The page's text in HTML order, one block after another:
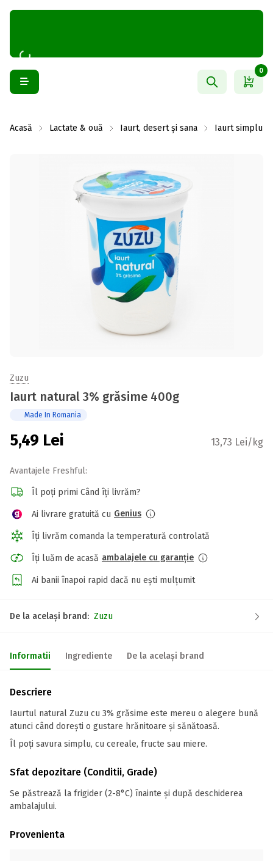
0
Acasă Lactate & ouă Iaurt, desert și sana Iaurt simplu
Zuzu
Iaurt natural 3% grăsime 400g
Made In Romania
5,49 Lei 13,73 Lei/kg
Avantajele Freshful:
Îl poți primi Când îți livrăm?
Ai livrare gratuită cu Genius
Îți livrăm comanda la temperatură controlată
Îți luăm de acasă ambalajele cu garanție
Ai banii înapoi rapid dacă nu ești mulțumit
De la același brand: Zuzu
Informatii Ingrediente De la același brand
Descriere
Iaurtul natural Zuzu cu 3% grăsime este mereu o alegere bună
atunci când dorești o gustare hrănitoare și sănătoasă.
Îl poți savura simplu, cu cereale, fructe sau miere.
Sfat depozitare (Conditii, Grade)
Se păstrează la frigider (2-8°C) înainte și după deschiderea
ambalajului.
Provenienta